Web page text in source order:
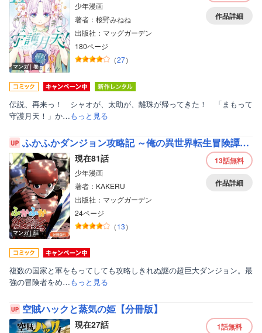
マンガ｜巻
少年漫画
著者：桜野みねね
出版社：マッグガーデン
180ページ
（27）
作品詳細
伝説、再来っ！ シャオが、太助が、離珠が帰ってきた！ 「まもって
守護月天！」か…もっと見る
ふかふかダンジョン攻略記 ～俺の異世界転生冒険譚～【分冊版】
マンガ｜話
現在81話
少年漫画
著者：KAKERU
出版社：マッグガーデン
24ページ
（13）
13話無料
作品詳細
複数の国家と軍をもってしても攻略しきれぬ謎の超巨大ダンジョン。最
強の冒険者をめ…もっと見る
空賊ハックと蒸気の姫【分冊版】
現在27話 1話無料